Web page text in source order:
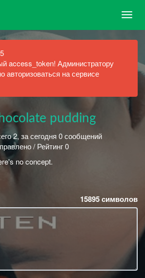
access_token! Администратору
авторизоваться на сервисе
pudding
2, за сегодня 0 сообщений
/ Рейтинг 0
no concept.
15895символов